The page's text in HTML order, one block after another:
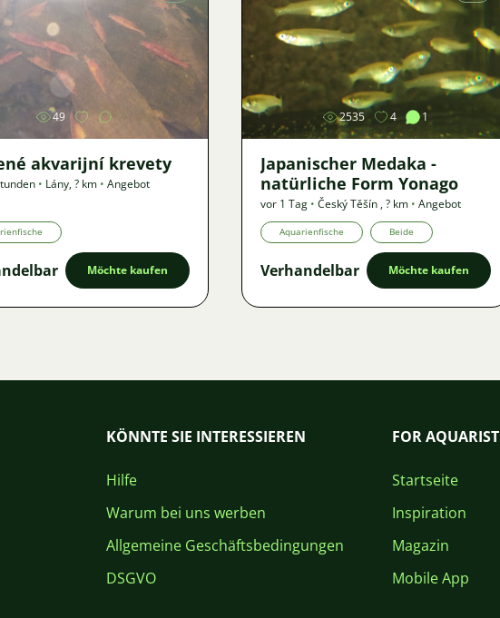
Bild
49
akvarijní krevety
• Lány,? km • Angebot
Möchte kaufen
Bild
2535 4 1
Japanischer Medaka -
natürliche Form Yonago
vor 1 Tag • Český Těšín ,? km • Angebot
Aquarienfische Beide
Verhandelbar Möchte kaufen
KÖNNTE SIE INTERESSIEREN
Hilfe
Warum bei uns werben
Allgemeine Geschäftsbedingungen
DSGVO
FOR AQUARIST
Startseite
Inspiration
Magazin
Mobile App